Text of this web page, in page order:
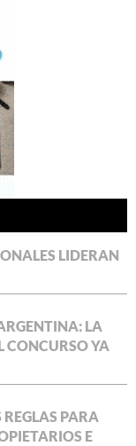
LIDERAN
LA
CONCURSO YA
PARA
E